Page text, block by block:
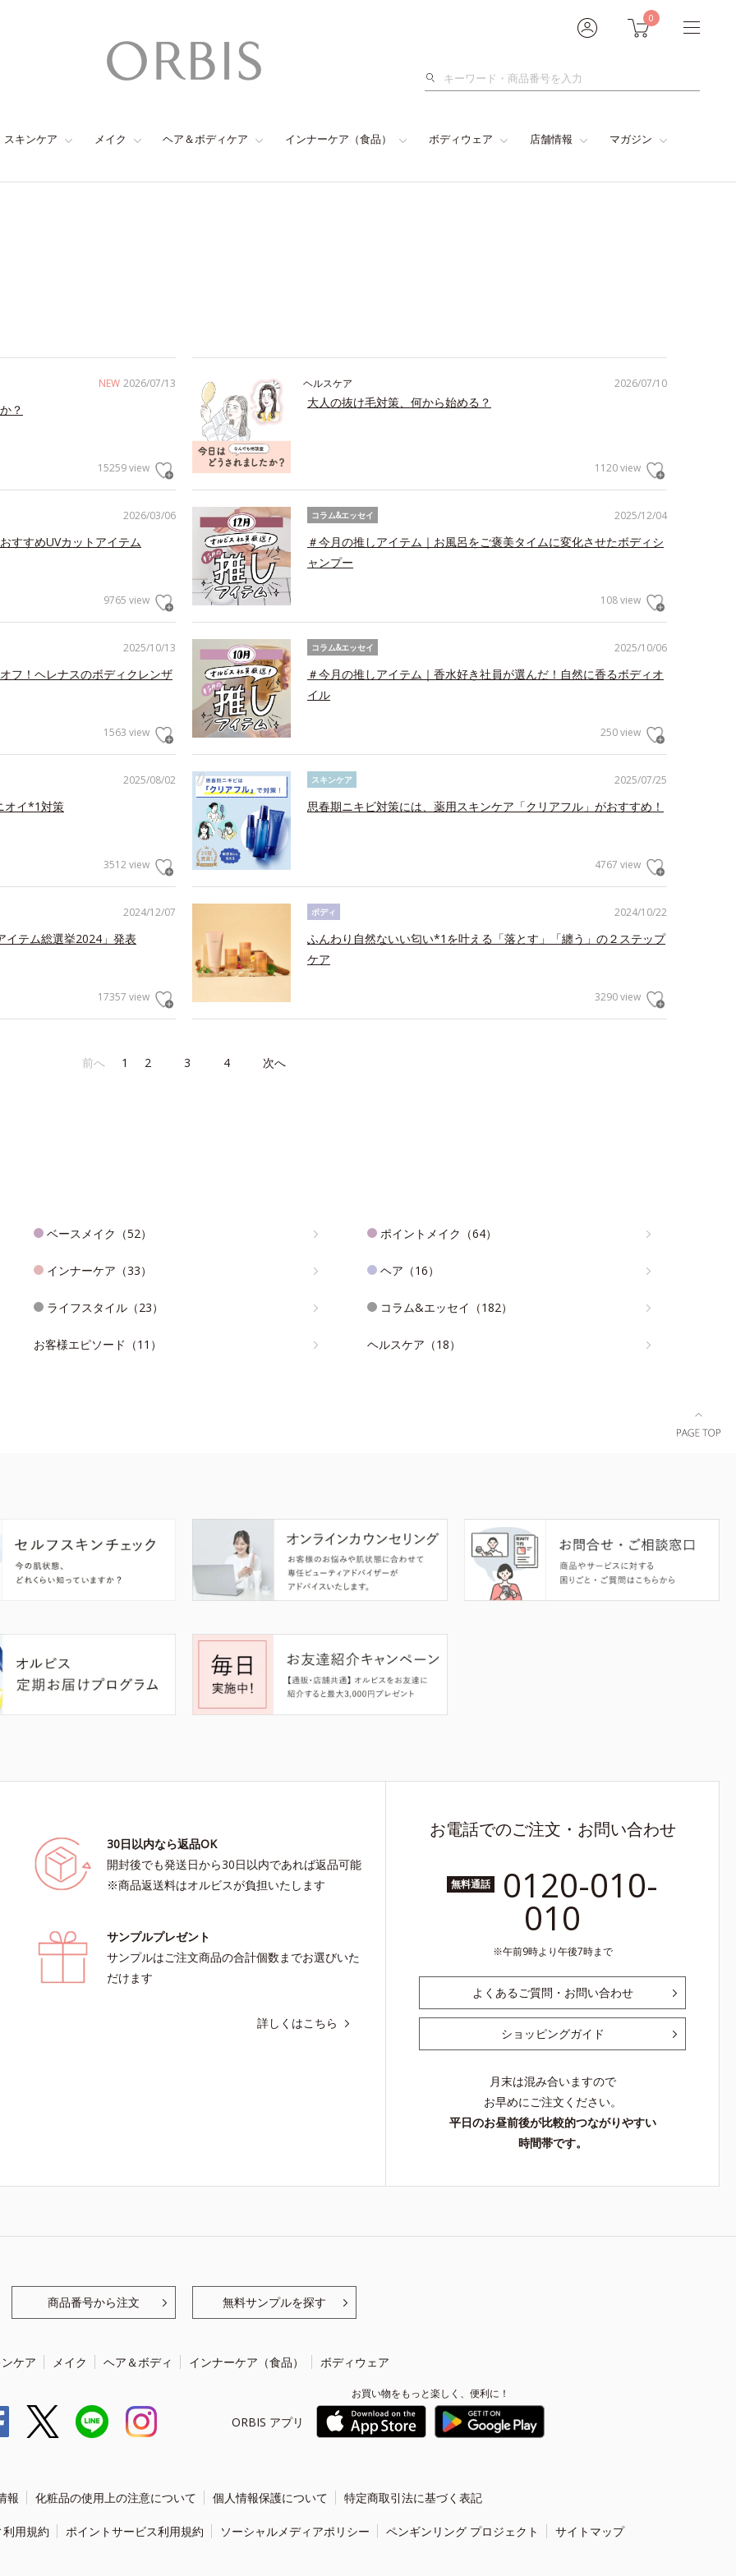
0
検
スキンケア メイク ヘア＆ボディケア インナーケア（食品） ボディウェア 店舗情報 マガジン
NEW 2026/07/13
？
15259 view
2026/07/10
ヘルスケア
大人の抜け毛対策、何から始める？
1120 view
2026/03/06
すすめUVカットアイテム
9765 view
2025/12/04
コラム&エッセイ
＃今月の推しアイテム｜お風呂をご褒美タイムに変化させたボディシ
ャンプー
108 view
2025/10/13
フ！ヘレナスのボディクレンザ
1563 view
2025/10/06
コラム&エッセイ
＃今月の推しアイテム｜香水好き社員が選んだ！自然に香るボディオ
イル
250 view
2025/08/02
オイ*1対策
3512 view
2025/07/25
スキンケア
思春期ニキビ対策には、薬用スキンケア「クリアフル」がおすすめ！
4767 view
2024/12/07
イテム総選挙2024」発表
17357 view
2024/10/22
ボディ
ふんわり自然ないい匂い*1を叶える「落とす」「纏う」の２ステップ
ケア
3290 view
前へ 1 2 3 4 次へ
ベースメイク（52） ポイントメイク（64）
インナーケア（33） ヘア（16）
ライフスタイル（23） コラム&エッセイ（182）
お客様エピソード（11） ヘルスケア（18）
30日以内なら返品OK
開封後でも発送日から30日以内であれば返品可能
※商品返送料はオルビスが負担いたします
サンプルプレゼント
サンプルはご注文商品の合計個数までお選びいた
だけます
詳しくはこちら
お電話でのご注文・お問い合わせ
無料通話 0120-010-
010
午前9時より午後7時まで
よくあるご質問・お問い合わせ
ショッピングガイド
月末は混み合いますので
お早めにご注文ください。
平日のお昼前後が比較的つながりやすい
時間帯です。
商品番号から注文 無料サンプルを探す
ケア メイク ヘア＆ボディ インナーケア（食品） ボディウェア
ORBIS アプリ
お買い物をもっと楽しく、便利に！
報 化粧品の使用上の注意について 個人情報保護について 特定商取引法に基づく表記
用規約 ポイントサービス利用規約 ソーシャルメディアポリシー ペンギンリング プロジェクト サイトマップ